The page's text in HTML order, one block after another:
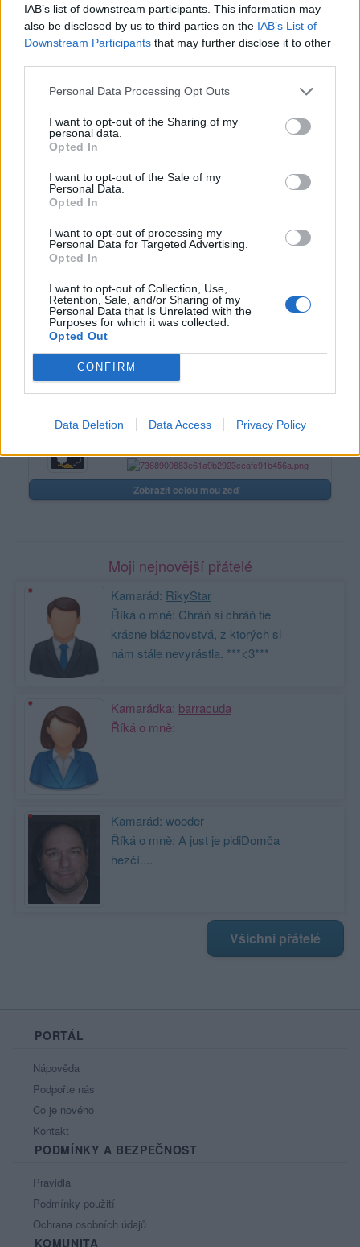
IAB’s list of downstream participants. This information may
also be disclosed by us to third parties on the IAB’s List of
Downstream Participants that may further disclose it to other
Personal Data Processing Opt Outs
I want to opt-out of the Sharing of my
personal data.
Opted In
I want to opt-out of the Sale of my
Personal Data.
Opted In
I want to opt-out of processing my
Personal Data for Targeted Advertising.
Opted In
I want to opt-out of Collection, Use,
Retention, Sale, and/or Sharing of my
Personal Data that Is Unrelated with the
Purposes for which it was collected.
Opted Out
CONFIRM
Data Deletion Data Access Privacy Policy
Vztahy
Je ve vztahu s uživatelem: RikyStar
Perfectly imperfect :)
Poslední 3 příspěvky na mé zdi
Další skvěléPejsciobrázky najdete na
(před 8 lety)
Zobrazit celou mou zeď
Moji nejnovější přátelé
Kamarád: RikyStar
Říká o mně: Chráň si chráň tie
krásne bláznovstvá, z ktorých si
nám stále nevyrástla. ***<3***
Kamarádka: barracuda
Říká o mně:
Kamarád: wooder
Říká o mně: A just je pidiDomča
hezčí....
Všichni přátelé
PORTÁL
Nápověda
Podpořte nás
Co je nového
Kontakt
PODMÍNKY A BEZPEČNOST
Pravidla
Podmínky použití
Ochrana osobních údajů
KOMUNITA